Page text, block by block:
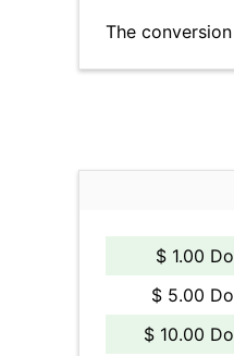
The
$ 1.00
$ 5.00
$ 10.00